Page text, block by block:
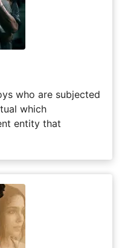
who are subjected
which
entity that